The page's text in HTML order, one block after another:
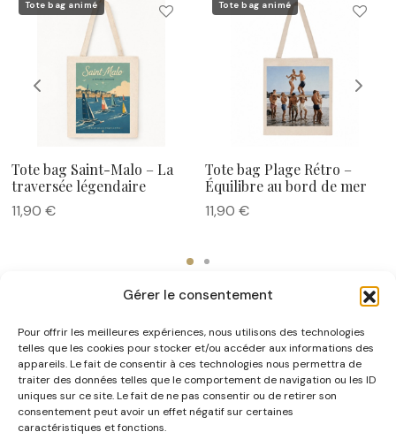
Gérer le consentement
Pour offrir les meilleures expériences, nous utilisons des technologies
telles que les cookies pour stocker et/ou accéder aux informations des
appareils. Le fait de consentir à ces technologies nous permettra de
traiter des données telles que le comportement de navigation ou les ID
uniques sur ce site. Le fait de ne pas consentir ou de retirer son
consentement peut avoir un effet négatif sur certaines
caractéristiques et fonctions.
Tote bag animé
Tote bag Saint-Malo – La
traversée légendaire
11,90 €
Tote bag animé
Tote bag Plage Rétro –
Équilibre au bord de mer
11,90 €
NOUS CONNAÎTRE